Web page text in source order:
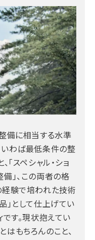
備に相当する水準
いわば最低条件の整
「スペシャル・ショ
」、この両者の格
経験で培われた技術
」として仕上げてい
です。現状抱えてい
もちろんのこと、